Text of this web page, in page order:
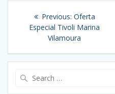
Navegação
artigos
Previous: Previous
post:
Oferta
Especial Tivoli Marina
Vilamoura